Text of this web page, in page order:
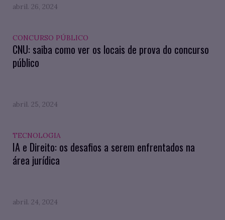
abril. 26, 2024
CONCURSO PÚBLICO
CNU: saiba como ver os locais de prova do concurso
público
abril. 25, 2024
TECNOLOGIA
IA e Direito: os desafios a serem enfrentados na
área jurídica
abril. 24, 2024